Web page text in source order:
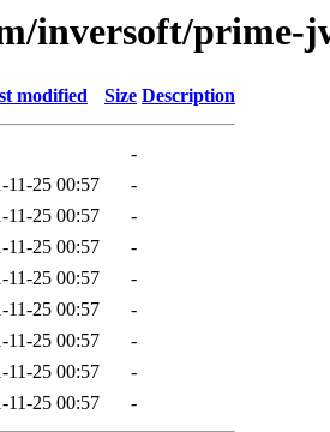
inversoft/prime-
modified Size Description
-
11-25 00:57
-
11-25 00:57
-
11-25 00:57
-
11-25 00:57
-
11-25 00:57
-
11-25 00:57
-
11-25 00:57
-
11-25 00:57 -